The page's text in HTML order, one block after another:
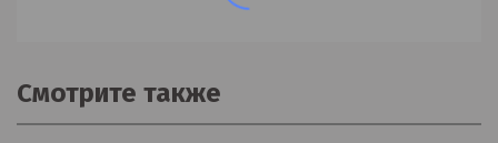
Смотрите также